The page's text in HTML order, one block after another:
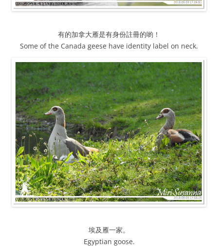
有的加拿大雁是有身份註冊的喲！
Some of the Canada geese have identity label on neck.
埃及雁一家。
Egyptian goose.